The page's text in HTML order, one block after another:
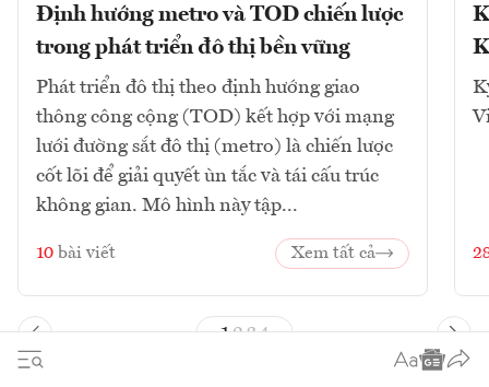
Định hướng metro và TOD chiến lược
trong phát triển đô thị bền vững
Phát triển đô thị theo định hướng giao
thông công cộng (TOD) kết hợp với mạng
lưới đường sắt đô thị (metro) là chiến lược
cốt lõi để giải quyết ùn tắc và tái cấu trúc
không gian. Mô hình này tập...
10 bài viết Xem tất cả
1234